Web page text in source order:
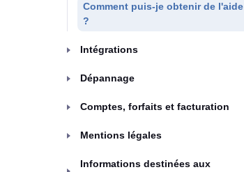
Comment puis-je obtenir de l'aide
?
Intégrations
Dépannage
Comptes, forfaits et facturation
Mentions légales
Informations destinées aux